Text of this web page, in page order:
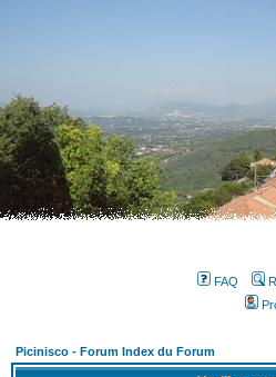
FAQ
Picinisco - Forum Index du Forum